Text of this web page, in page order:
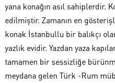
yana konağın asıl sahiplerdir.
edilmiştir. Zamanın en
konak İstanbullu bir balıkçı
yazlık evidir. Yazdan yaza
tamamen bir sessizliğe
meydana gelen Türk -Rum